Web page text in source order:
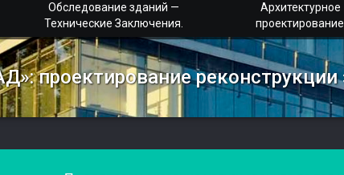
Обследование зданий —
Технические Заключения.
Архитектурное
проектирование.
проектирование